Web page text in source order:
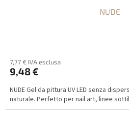
NUDE
7,77 € IVA esclusa
9,48 €
NUDE Gel da pittura UV LED senza
naturale. Perfetto per nail art, linee